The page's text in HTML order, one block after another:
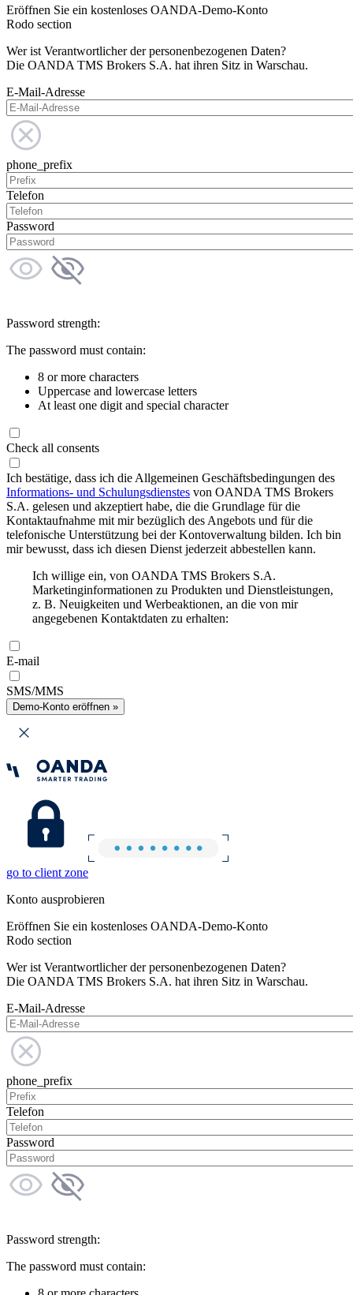
Eröffnen Sie ein kostenloses OANDA-Demo-Konto
Rodo section
Wer ist Verantwortlicher der personenbezogenen Daten?
Die OANDA TMS Brokers S.A. hat ihren Sitz in Warschau.
E-Mail-Adresse
phone_prefix
Telefon
Password
Password strength:
The password must contain:
8 or more characters
Uppercase and lowercase letters
At least one digit and special character
Check all consents
Ich bestätige, dass ich die Allgemeinen Geschäftsbedingungen des
Informations- und Schulungsdienstes von OANDA TMS Brokers
S.A. gelesen und akzeptiert habe, die die Grundlage für die
Kontaktaufnahme mit mir bezüglich des Angebots und für die
telefonische Unterstützung bei der Kontoverwaltung bilden. Ich bin
mir bewusst, dass ich diesen Dienst jederzeit abbestellen kann.
Ich willige ein, von OANDA TMS Brokers S.A.
Marketinginformationen zu Produkten und Dienstleistungen,
z. B. Neuigkeiten und Werbeaktionen, an die von mir
angegebenen Kontaktdaten zu erhalten:
E-mail
SMS/MMS
Demo-Konto eröffnen »
go to client zone
Konto ausprobieren
Eröffnen Sie ein kostenloses OANDA-Demo-Konto
Rodo section
Wer ist Verantwortlicher der personenbezogenen Daten?
Die OANDA TMS Brokers S.A. hat ihren Sitz in Warschau.
E-Mail-Adresse
phone_prefix
Telefon
Password
Password strength:
The password must contain: